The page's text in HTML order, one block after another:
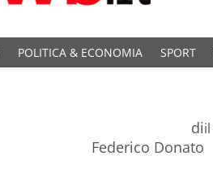
POLITICA & ECONOMIA SPORT
di
Federico Donato
il